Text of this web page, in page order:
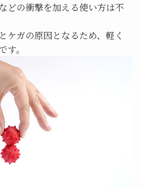
どの衝撃を加える使い方は不
ケガの原因となるため、軽く
。